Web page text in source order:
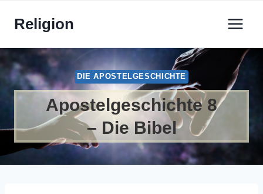
InhaltReligion
DIE APOSTELGESCHICHTE
Apostelgeschichte 8
– Die Bibel